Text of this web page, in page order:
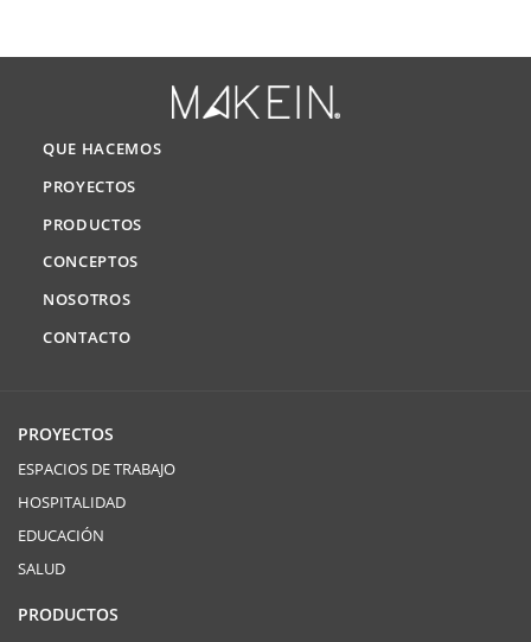
QUE HACEMOS
PROYECTOS
PRODUCTOS
CONCEPTOS
NOSOTROS
CONTACTO
PROYECTOS
ESPACIOS DE TRABAJO
HOSPITALIDAD
EDUCACIÓN
SALUD
PRODUCTOS